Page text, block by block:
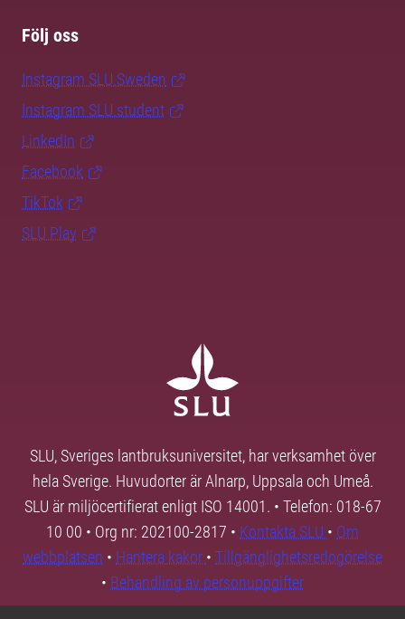
Följ oss
Instagram SLU.Sweden
Instagram SLU.student
LinkedIn
Facebook
TikTok
SLU Play
SLU, Sveriges lantbruksuniversitet, har verksamhet över
hela Sverige. Huvudorter är Alnarp, Uppsala och Umeå.
SLU är miljöcertifierat enligt ISO 14001. • Telefon: 018-67
10 00 • Org nr: 202100-2817 • Kontakta SLU • Om
webbplatsen • Hantera kakor • Tillgänglighetsredogörelse
• Behandling av personuppgifter